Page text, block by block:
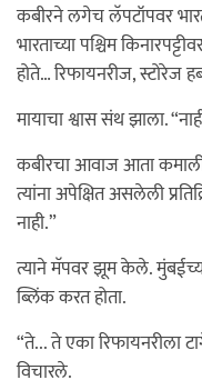
कबीरने लगेच लॅपटॉपवर
भारताच्या पश्चिम
होते… रिफायनरीज, स्टोरेज
मायाचा श्वास संथ झाला.
कबीरचा आवाज आता
त्यांना अपेक्षित असलेली
नाही.”
त्याने मॅपवर झूम केले.
ब्लिंक करत होता.
“ते... ते एका रिफायनरीला
विचारले.